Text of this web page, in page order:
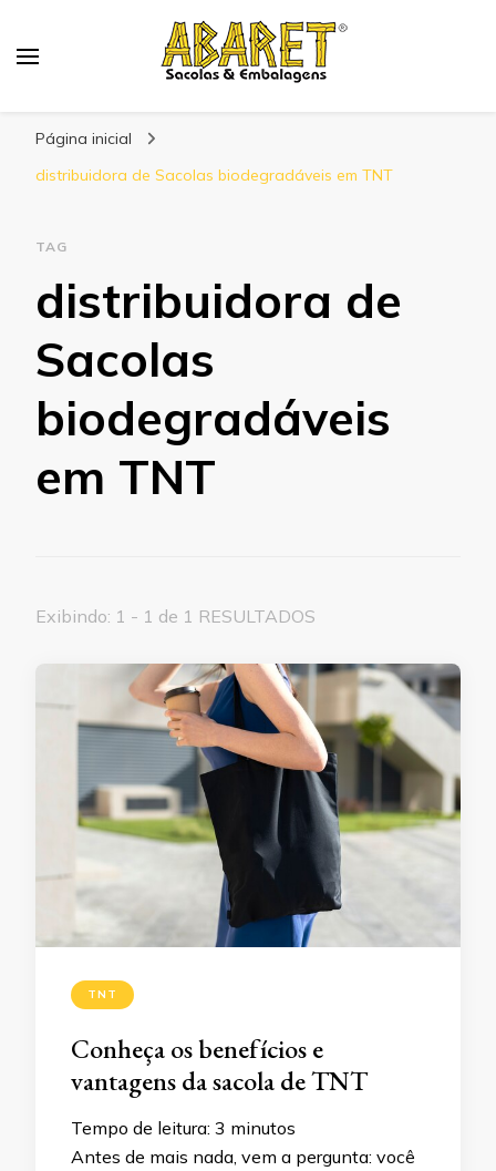
Página inicial
distribuidora de Sacolas biodegradáveis em TNT
TAG
distribuidora de
Sacolas
biodegradáveis
em TNT
Exibindo: 1 - 1 de 1 RESULTADOS
TNT
Conheça os benefícios e
vantagens da sacola de TNT
Tempo de leitura: 3 minutos
Antes de mais nada, vem a pergunta: você